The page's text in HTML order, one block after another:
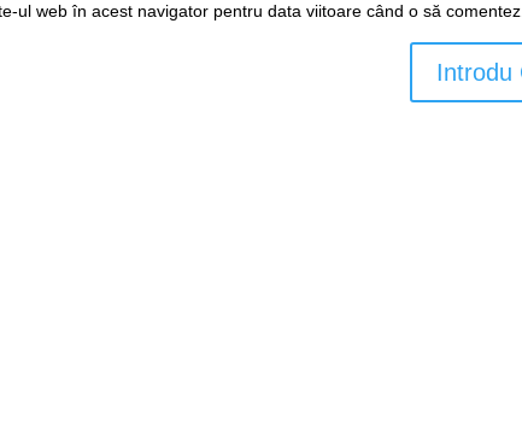
ul web în acest navigator pentru data viitoare când o să comentez.